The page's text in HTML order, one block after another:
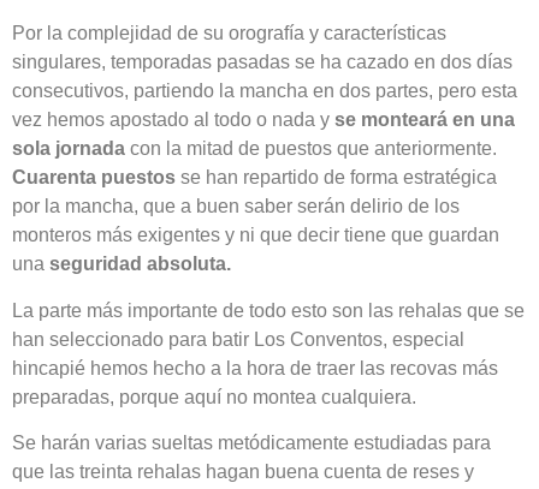
Por la complejidad de su orografía y características
singulares, temporadas pasadas se ha cazado en dos días
consecutivos, partiendo la mancha en dos partes, pero esta
vez hemos apostado al todo o nada y se monteará en una
sola jornada con la mitad de puestos que anteriormente.
Cuarenta puestos se han repartido de forma estratégica
por la mancha, que a buen saber serán delirio de los
monteros más exigentes y ni que decir tiene que guardan
una seguridad absoluta.
La parte más importante de todo esto son las rehalas que se
han seleccionado para batir Los Conventos, especial
hincapié hemos hecho a la hora de traer las recovas más
preparadas, porque aquí no montea cualquiera.
Se harán varias sueltas metódicamente estudiadas para
que las treinta rehalas hagan buena cuenta de reses y